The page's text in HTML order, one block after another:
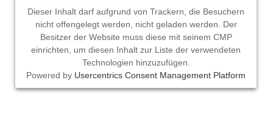
Dieser Inhalt darf aufgrund von Trackern, die Besuchern
nicht offengelegt werden, nicht geladen werden. Der
Besitzer der Website muss diese mit seinem CMP
einrichten, um diesen Inhalt zur Liste der verwendeten
Technologien hinzuzufügen.
Powered by Usercentrics Consent Management Platform